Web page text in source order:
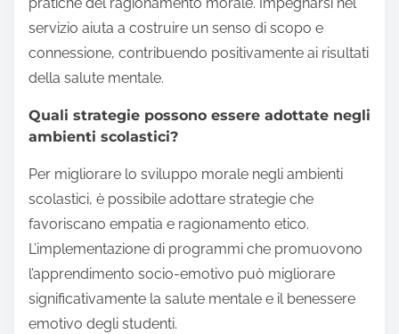
pratiche del ragionamento morale. Impegnarsi nel
servizio aiuta a costruire un senso di scopo e
connessione, contribuendo positivamente ai risultati
della salute mentale.
Quali strategie possono essere adottate negli
ambienti scolastici?
Per migliorare lo sviluppo morale negli ambienti
scolastici, è possibile adottare strategie che
favoriscano empatia e ragionamento etico.
L’implementazione di programmi che promuovono
l’apprendimento socio-emotivo può migliorare
significativamente la salute mentale e il benessere
emotivo degli studenti.